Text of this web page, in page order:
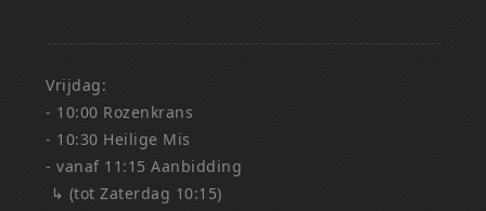
Vrijdag:
- 10:00 Rozenkrans
- 10:30 Heilige Mis
- vanaf 11:15 Aanbidding
↳ (tot Zaterdag 10:15)